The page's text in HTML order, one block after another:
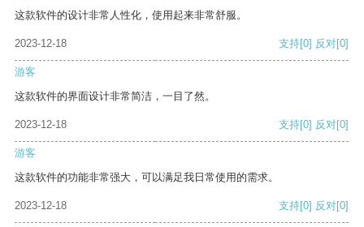
这款软件的设计非常人性化，使用起来非常舒服。
2023-12-18 支持[0] 反对[0]
游客
这款软件的界面设计非常简洁，一目了然。
2023-12-18 支持[0] 反对[0]
游客
这款软件的功能非常强大，可以满足我日常使用的需求。
2023-12-18 支持[0] 反对[0]